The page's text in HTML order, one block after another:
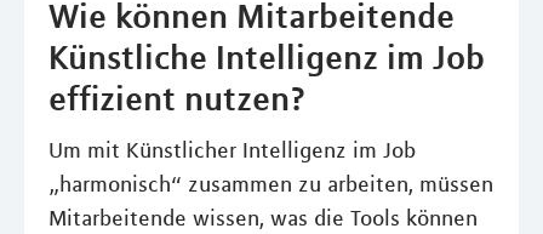
Wie können Mitarbeitende
Künstliche Intelligenz im Job
effizient nutzen?
Um mit Künstlicher Intelligenz im Job
„harmonisch“ zusammen zu arbeiten, müssen
Mitarbeitende wissen, was die Tools können